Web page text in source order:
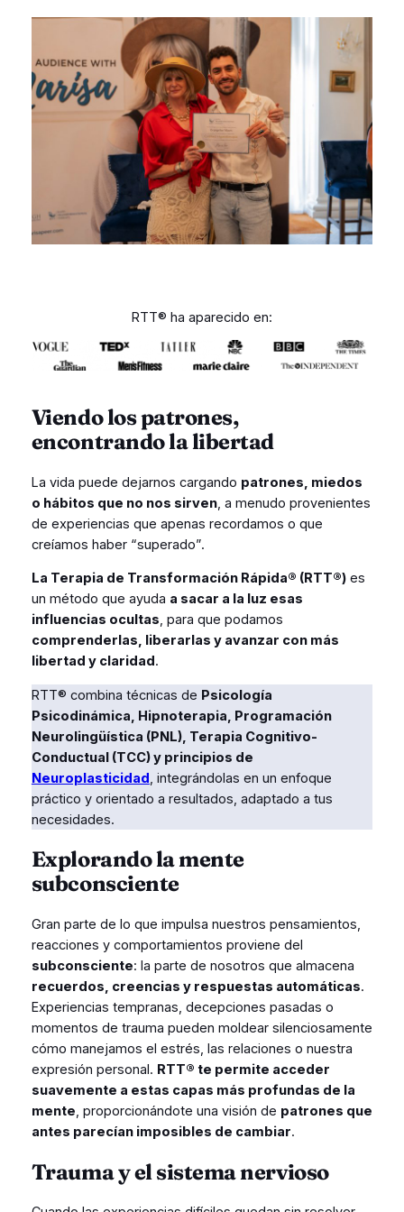
RTT® ha aparecido en:
Viendo los patrones,
encontrando la libertad
La vida puede dejarnos cargando patrones, miedos
o hábitos que no nos sirven, a menudo provenientes
de experiencias que apenas recordamos o que
creíamos haber “superado”.
La Terapia de Transformación Rápida® (RTT®)es
un método que ayuda a sacar a la luz esas
influencias ocultas , para que podamos
comprenderlas, liberarlas y avanzar con más
libertad y claridad.
RTT® combina técnicas de Psicología
Psicodinámica, Hipnoterapia, Programación
Neurolingüística (PNL), Terapia Cognitivo-
Conductual (TCC) y principios de
Neuroplasticidad , integrándolas en un enfoque
práctico y orientado a resultados, adaptado a tus
necesidades.
Explorando la mente
subconsciente
Gran parte de lo que impulsa nuestros pensamientos,
reacciones y comportamientos proviene del
subconsciente: la parte de nosotros que almacena
recuerdos, creencias y respuestas automáticas.
Experiencias tempranas, decepciones pasadas o
momentos de trauma pueden moldear silenciosamente
cómo manejamos el estrés, las relaciones o nuestra
expresión personal. RTT® te permite acceder
suavemente a estas capas más profundas de la
mente , proporcionándote una visión de patrones que
antes parecían imposibles de cambiar.
Trauma y el sistema nervioso